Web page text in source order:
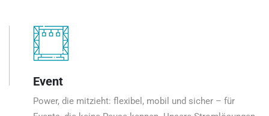
Event
Power, die mitzieht: flexibel, mobil und sicher – für